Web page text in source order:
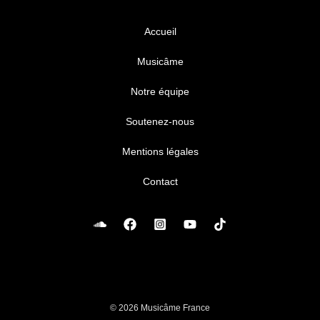
Accueil
Musicâme
Notre équipe
Soutenez-nous
Mentions légales
Contact
© 2026 Musicâme France